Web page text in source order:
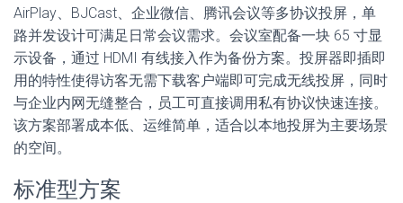
AirPlay、BJCast、企业微信、腾讯会议等多协议投屏，单
路并发设计可满足日常会议需求。会议室配备一块 65 寸显
示设备，通过 HDMI 有线接入作为备份方案。投屏器即插即
用的特性使得访客无需下载客户端即可完成无线投屏，同时
与企业内网无缝整合，员工可直接调用私有协议快速连接。
该方案部署成本低、运维简单，适合以本地投屏为主要场景
的空间。
标准型方案